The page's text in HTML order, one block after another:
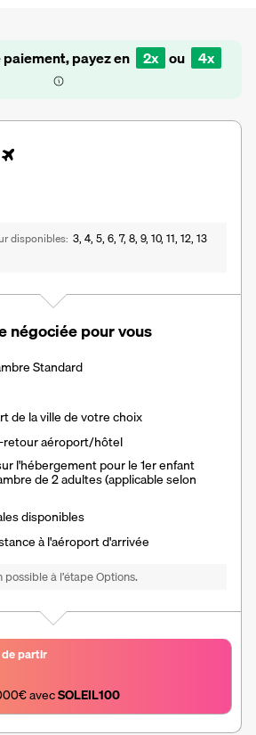
payez en 2x ou 4x
disponibles 3, 4, 5, 6, 7, 8, 9, 10, 11, 12, 13
négociée pour vous
Standard
de la ville de votre choix
retour aéroport/hôtel
l'hébergement pour le 1er enfant
de 2 adultes (applicable selon
disponibles
à l'aéroport d'arrivée
à l’étape Options.
partir
avec SOLEIL100